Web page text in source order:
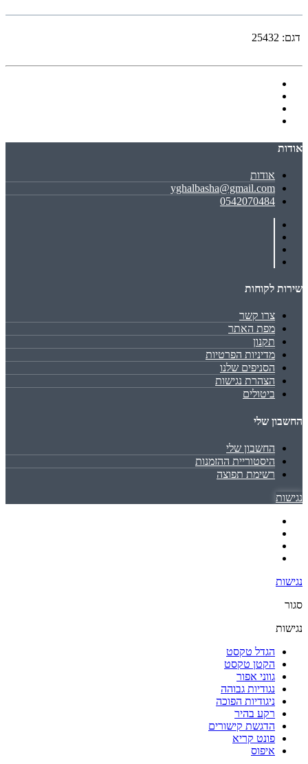
דגם: 25432
אודות
אודות
yghalbasha@gmail.com
0542070484
שירות לקוחות
צרו קשר
מפת האתר
תקנון
מדיניות הפרטיות
הסניפים שלנו
הצהרת נגישות
ביטולים
החשבון שלי
החשבון שלי
היסטוריית ההזמנות
רשימת תפוצה
נגישות
נגישות
סגור
נגישות
הגדל טקסט
הקטן טקסט
גווני אפור
נגודיות גבוהה
ניגודיות הפוכה
רקע בהיר
הדגשת קישורים
פונט קריא
איפוס